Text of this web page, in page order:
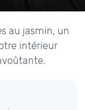
au jasmin, un
intérieur